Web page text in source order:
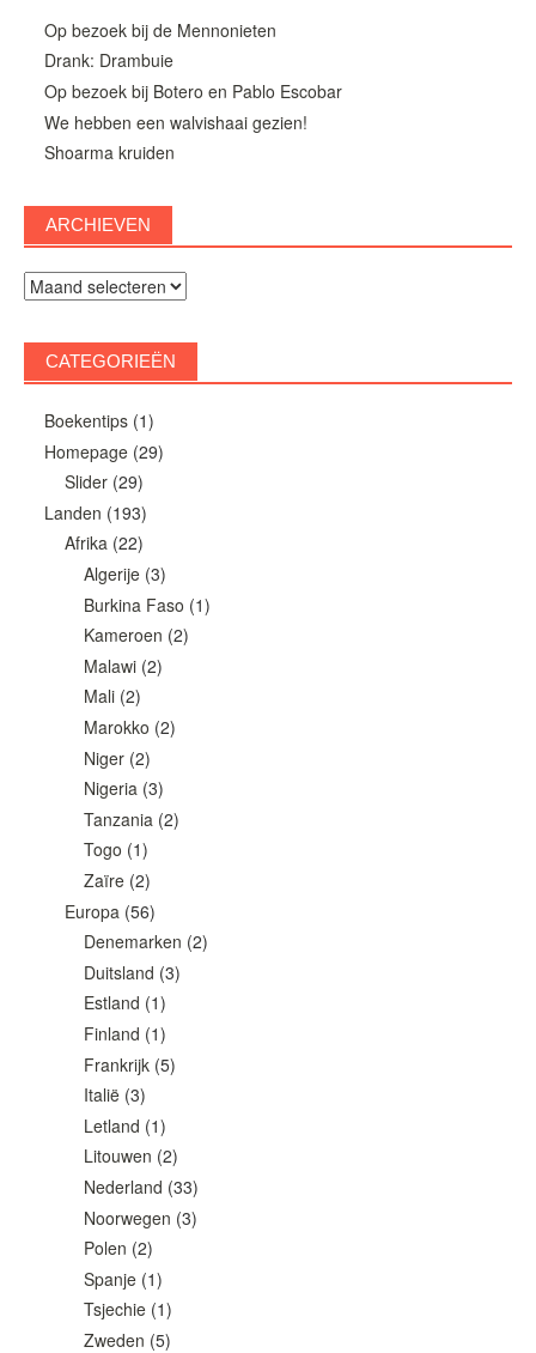
Op bezoek bij de Mennonieten
Drank: Drambuie
Op bezoek bij Botero en Pablo Escobar
We hebben een walvishaai gezien!
Shoarma kruiden
ARCHIEVEN
Archieven
CATEGORIEËN
Boekentips(1)
Homepage(29)
Slider(29)
Landen (193)
Afrika(22)
Algerije (3)
Burkina Faso (1)
Kameroen (2)
Malawi (2)
Mali (2)
Marokko (2)
Niger (2)
Nigeria (3)
Tanzania (2)
Togo (1)
Zaïre (2)
Europa (56)
Denemarken (2)
Duitsland (3)
Estland (1)
Finland (1)
Frankrijk (5)
Italië (3)
Letland (1)
Litouwen (2)
Nederland (33)
Noorwegen (3)
Polen (2)
Spanje (1)
Tsjechie (1)
Zweden (5)